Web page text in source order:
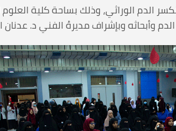
بالدم لصالح مرضى الثلاسيميا وتكسر الدم الوراثي، وذلك بساحة كلية
وأبحاثه وبإشراف مديرهُ الفني د.